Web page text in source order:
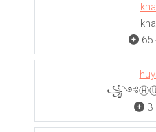
65
3